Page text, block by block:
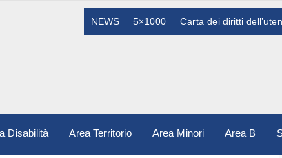
Carta dei diritti
5×1000
NEWS
Disabilità Area Territorio Area Minori Area B